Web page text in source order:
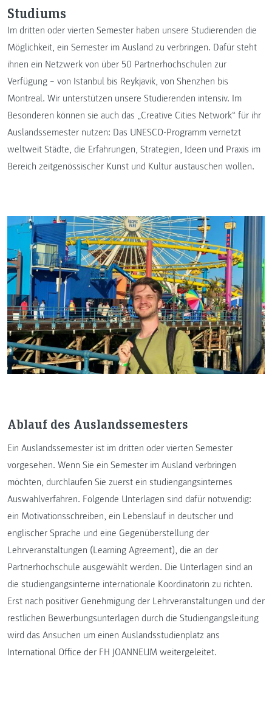
Studiums
Im dritten oder vierten Semester haben unsere Studierenden die
Möglichkeit, ein Semester im Ausland zu verbringen. Dafür steht
ihnen ein Netzwerk von über 50 Partnerhochschulen zur
Verfügung – von Istanbul bis Reykjavik, von Shenzhen bis
Montreal. Wir unterstützen unsere Studierenden intensiv. Im
Besonderen können sie auch das „Creative Cities Network“ für ihr
Auslandssemester nutzen: Das UNESCO-Programm vernetzt
weltweit Städte, die Erfahrungen, Strategien, Ideen und Praxis im
Bereich zeitgenössischer Kunst und Kultur austauschen wollen.
Ablauf des Auslandssemesters
Ein Auslandssemester ist im dritten oder vierten Semester
vorgesehen. Wenn Sie ein Semester im Ausland verbringen
möchten, durchlaufen Sie zuerst ein studiengangsinternes
Auswahlverfahren. Folgende Unterlagen sind dafür notwendig:
ein Motivationsschreiben, ein Lebenslauf in deutscher und
englischer Sprache und eine Gegenüberstellung der
Lehrveranstaltungen (Learning Agreement), die an der
Partnerhochschule ausgewählt werden. Die Unterlagen sind an
die studiengangsinterne internationale Koordinatorin zu richten.
Erst nach positiver Genehmigung der Lehrveranstaltungen und der
restlichen Bewerbungsunterlagen durch die Studiengangsleitung
wird das Ansuchen um einen Auslandsstudienplatz ans
International Office der FH JOANNEUM weitergeleitet.